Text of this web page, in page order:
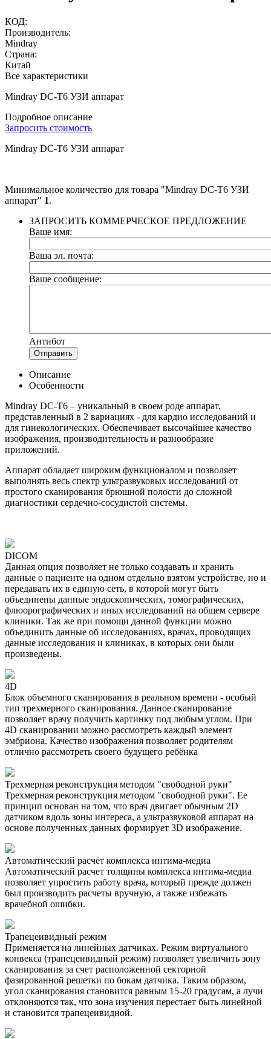
КОД:
Производитель:
Mindray
Страна:
Китай
Все характеристики
Mindray DC-T6 УЗИ аппарат
Подробное описание
Запросить стоимость
Mindray DC-T6 УЗИ аппарат
Минимальное количество для товара "Mindray DC-T6 УЗИ
аппарат" 1.
ЗАПРОСИТЬ КОММЕРЧЕСКОЕ ПРЕДЛОЖЕНИЕ
Ваше имя:
Ваша эл. почта:
Ваше сообщение:
Антибот
Отправить
Описание
Особенности
Mindray DC-T6 – уникальный в своем роде аппарат,
представленный в 2 вариациях - для кардио исследований и
для гинекологических. Обеспечивает высочайшее качество
изображения, производительность и разнообразие
приложений.
Аппарат обладает широким функционалом и позволяет
выполнять весь спектр ультразвуковых исследований от
простого сканирования брюшной полости до сложной
диагностики сердечно-сосудистой системы.
DICOM
Данная опция позволяет не только создавать и хранить
данные о пациенте на одном отдельно взятом устройстве, но и
передавать их в единую сеть, в которой могут быть
объединены данные эндоскопических, томографических,
флюорографических и иных исследований на общем сервере
клиники. Так же при помощи данной функции можно
объединить данные об исследованиях, врачах, проводящих
данные исследования и клиниках, в которых они были
произведены.
4D
Блок объемного сканирования в реальном времени - особый
тип трехмерного сканирования. Данное сканирование
позволяет врачу получить картинку под любым углом. При
4D сканировании можно рассмотреть каждый элемент
эмбриона. Качество изображения позволяет родителям
отлично рассмотреть своего будущего ребёнка
Трехмерная реконструкция методом "свободной руки"
Трехмерная реконструкция методом "свободной руки". Ее
принцип основан на том, что врач двигает обычным 2D
датчиком вдоль зоны интереса, а ультразвуковой аппарат на
основе полученных данных формирует 3D изображение.
Автоматический расчёт комплекса интима-медиа
Автоматический расчет толщины комплекса интима-медиа
позволяет упростить работу врача, который прежде должен
был производить расчеты вручную, а также избежать
врачебной ошибки.
Трапецеивидный режим
Применяется на линейных датчиках. Режим виртуального
конвекса (трапецеивидный режим) позволяет увеличить зону
сканирования за счет расположенной секторной
фазированной решетки по бокам датчика. Таким образом,
угол сканирования становится равным 15-20 градусам, а лучи
отклоняются так, что зона изучения перестает быть линейной
и становится трапецеивидной.